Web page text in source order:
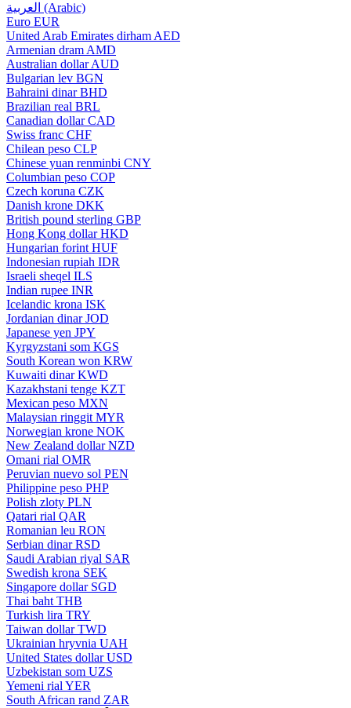
العربية (Arabic)
Euro EUR
United Arab Emirates dirham AED
Armenian dram AMD
Australian dollar AUD
Bulgarian lev BGN
Bahraini dinar BHD
Brazilian real BRL
Canadian dollar CAD
Swiss franc CHF
Chilean peso CLP
Chinese yuan renminbi CNY
Columbian peso COP
Czech koruna CZK
Danish krone DKK
British pound sterling GBP
Hong Kong dollar HKD
Hungarian forint HUF
Indonesian rupiah IDR
Israeli sheqel ILS
Indian rupee INR
Icelandic krona ISK
Jordanian dinar JOD
Japanese yen JPY
Kyrgyzstani som KGS
South Korean won KRW
Kuwaiti dinar KWD
Kazakhstani tenge KZT
Mexican peso MXN
Malaysian ringgit MYR
Norwegian krone NOK
New Zealand dollar NZD
Omani rial OMR
Peruvian nuevo sol PEN
Philippine peso PHP
Polish zloty PLN
Qatari rial QAR
Romanian leu RON
Serbian dinar RSD
Saudi Arabian riyal SAR
Swedish krona SEK
Singapore dollar SGD
Thai baht THB
Turkish lira TRY
Taiwan dollar TWD
Ukrainian hryvnia UAH
United States dollar USD
Uzbekistan som UZS
Yemeni rial YER
South African rand ZAR